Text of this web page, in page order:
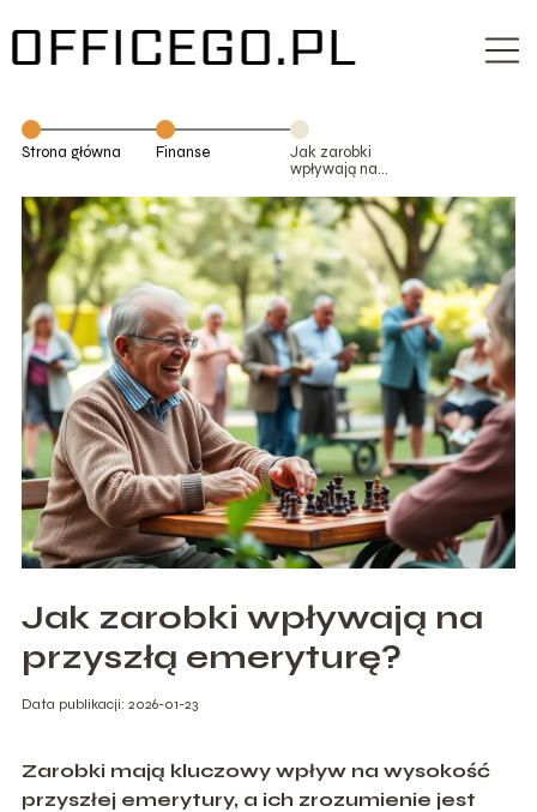
Strona główna Finanse
Jak zarobki
wpływają na
emeryturę?
Jak zarobki wpływają na
przyszłą emeryturę?
Data publikacji: 2026-01-23
Zarobki mają kluczowy wpływ na wysokość
przyszłej emerytury, a ich zrozumienie jest